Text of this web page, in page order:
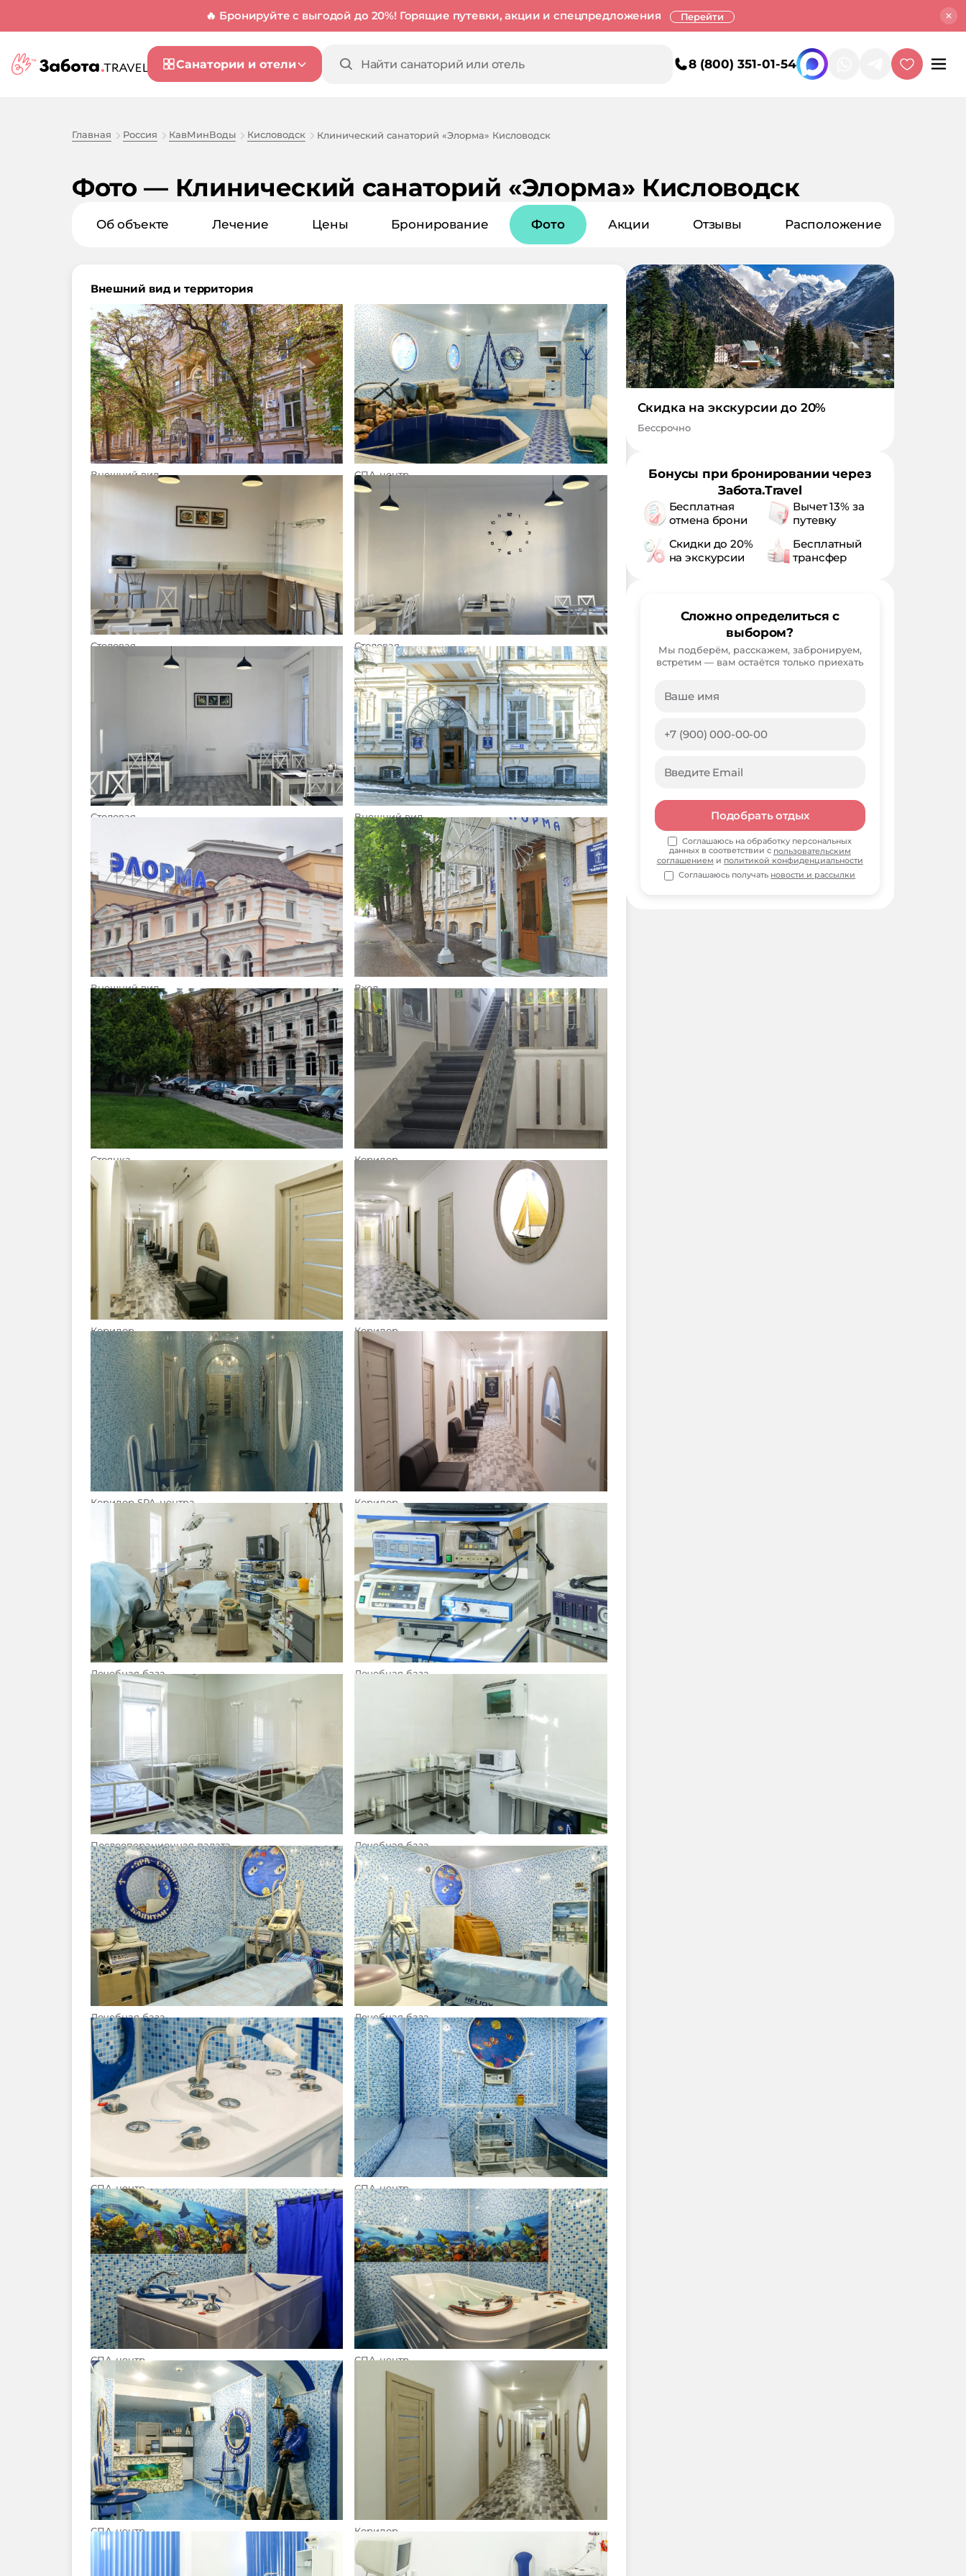
🔥 Бронируйте с выгодой до 20%! Горящие путевки, акции и спецпредложения Перейти
Санатории и отели 8 (800) 351-01-54
Главная Россия КавМинВоды Кисловодск Клинический санаторий «Элорма» Кисловодск
Фото — Клинический санаторий «Элорма» Кисловодск
Об объекте Лечение Цены Бронирование Фото Акции Отзывы Расположение
Внешний вид и территория
Внешний вид СПА-центр
Столовая Столовая
Столовая Внешний вид
Внешний вид Вход
Стоянка Коридор
Коридор Коридор
Коридор SPA-центра Коридор
Лечебная база Лечебная база
Послеоперационная палата Лечебная база
Лечебная база Лечебная база
СПА-центр СПА-центр
СПА-центр СПА-центр
СПА-центр Коридор
Скидка на экскурсии до 20%
Бессрочно
Бонусы при бронировании через
Забота.Travel
Бесплатная
отмена брони
Вычет 13% за
путевку
Скидки до 20%
на экскурсии
Бесплатный
трансфер
Сложно определиться с
выбором?
Мы подберём, расскажем, забронируем,
встретим — вам остаётся только приехать
Подобрать отдых
Соглашаюсь на обработку персональных
данных в соответствии с пользовательским
соглашением и политикой конфиденциальности
Соглашаюсь получать новости и рассылки